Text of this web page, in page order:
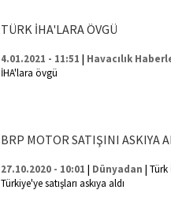
TÜRK İHA'LARA ÖVGÜ
4.01.2021 - 11:51 | Havacılık
İHA'lara övgü
BRP MOTOR SATIŞINI ASKIYA
27.10.2020 - 10:01 | Dünyadan | Türk
Türkiye'ye satışları askıya aldı